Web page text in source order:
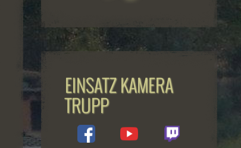
EINSATZ KAMERA
TRUPP